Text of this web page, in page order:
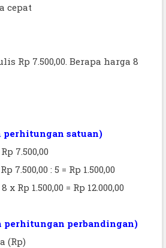
cepat
Rp 7.500,00. Berapa harga 8
perhitungan satuan)
7.500,00
7.500,00 : 5 = Rp 1.500,00
Rp 1.500,00 = Rp 12.000,00
perhitungan perbandingan)
(Rp)